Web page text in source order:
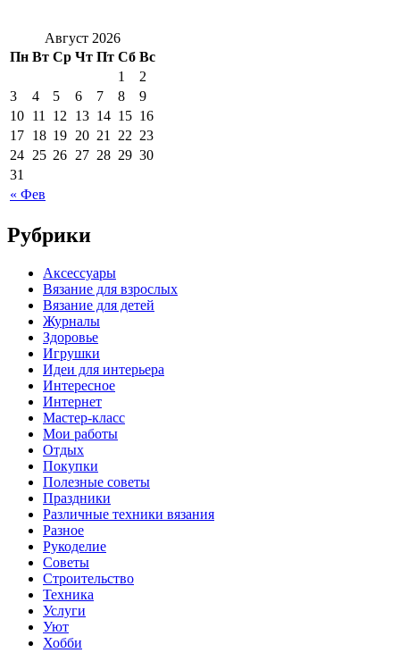
Август 2026
Пн Вт Ср Чт Пт Сб Вс
« Фев
1
2
3
4 5 6 7 8
9
10 11 12 13 14 15 16
17 18 19 20 21 22 23
24 25 26 27 28 29 30
31
Рубрики
Аксессуары
Вязание для взрослых
Вязание для детей
Журналы
Здоровье
Игрушки
Идеи для интерьера
Интересное
Интернет
Мастер-класс
Мои работы
Отдых
Покупки
Полезные советы
Праздники
Различные техники вязания
Разное
Рукоделие
Советы
Строительство
Техника
Услуги
Уют
Хобби